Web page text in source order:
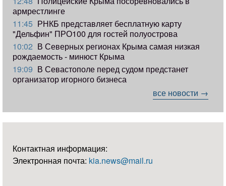
армрестлинге
11:45 РНКБ представляет бесплатную карту
"Дельфин" ПРО100 для гостей полуострова
10:02 В Северных регионах Крыма самая низкая
рождаемость - минюст Крыма
19:09 В Севастополе перед судом предстанет
организатор игорного бизнеса
все новости →
Контактная информация:
Электронная почта: kia.news@mail.ru